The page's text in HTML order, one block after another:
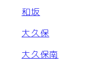
和坂
大久保
大久保南